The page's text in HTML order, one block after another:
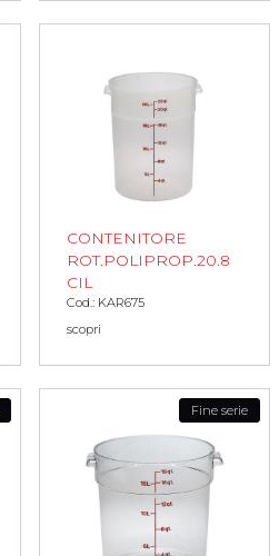
CONTENITORE
ROT.POLIPROP.20.8
CIL
Cod.: KAR675
scopri
Fine serie